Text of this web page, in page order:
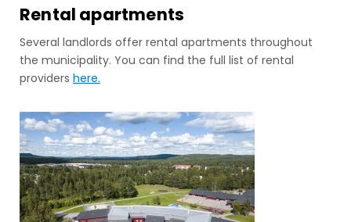
Rental apartments
Several landlords offer rental apartments throughout
the municipality. You can find the full list of rental
providers here.